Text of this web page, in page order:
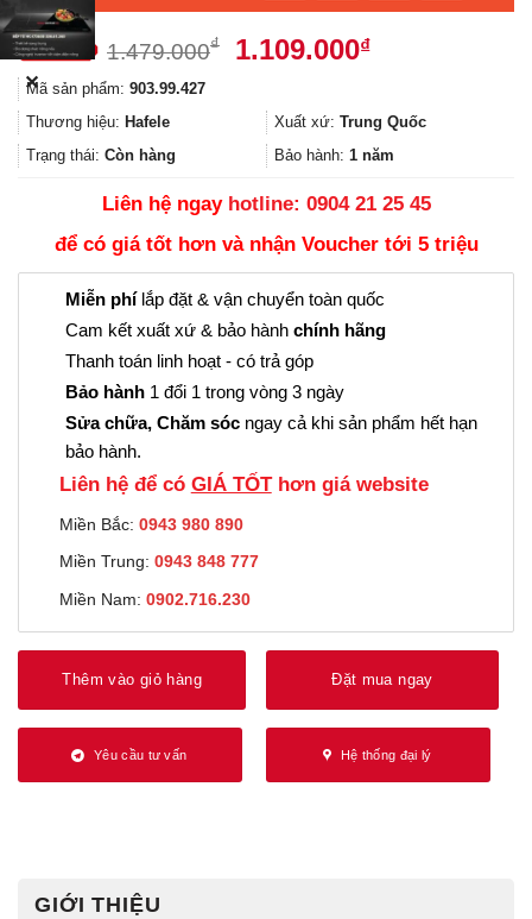
1.479.000₫
Giá
1.479.000₫.
1.109.000₫Giá
là:
1.109.000₫.
Mã sản phẩm: 903.99.427
Thương hiệu: Hafele Xuất xứ: Trung Quốc
Trạng thái: Còn hàng Bảo hành: 1 năm
Liên hệ ngay hotline: 0904 21 25 45
để có giá tốt hơn và nhận Voucher tới 5 triệu
Miễn phílắp đặt & vận chuyển toàn quốc
Cam kết xuất xứ & bảo hành chính hãng
Thanh toán linh hoạt - có trả góp
Bảo hành 1 đổi 1 trong vòng 3 ngày
Sửa chữa, Chăm sóc ngay cả khi sản phẩm hết hạn
bảo hành.
Liên hệ để có GIÁ TỐThơn giá website
Miền Bắc: 0943 980 890
Miền Trung: 0943 848 777
Miền Nam: 0902.716.230
Thêm vào giỏ hàng Đặt mua ngay
Yêu cầu tư vấn Hệ thống đại lý
GIỚI THIỆU
✕